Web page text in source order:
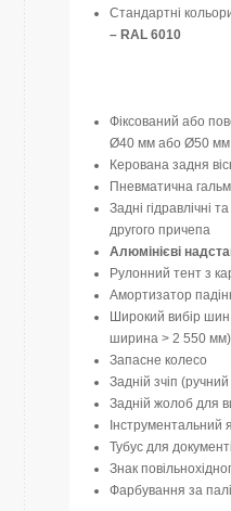
Стандартні
– RAL 6010
Фіксований або
Ø40 мм або Ø50 мм
Керована задня
Пневматична
Задні гідравлічні
другого причепа
Алюмінієві
Рулонний тент з
Амортизатор
Широкий вибір
ширина > 2 550 мм)
Запасне колесо
Задній зчіп
Задній жолоб для
Інструментальний
Тубус для
Знак
Фарбування за